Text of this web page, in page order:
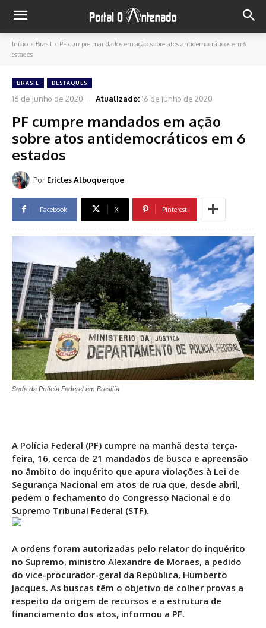
Início Brasil
PF cumpre mandados em ação sobre atos antidemocráticos em 6
estados
BRASIL DESTAQUES
16 de junho de 2020 Atualizado:16 de junho de 2020
PF cumpre mandados em ação
sobre atos antidemocráticos em 6
estados
Por Ericles Albuquerque
Facebook X Pinterest
Sede da Polícia Federal em Brasília
A Polícia Federal (PF) cumpre na manhã desta terça-
feira, 16, cerca de 21 mandados de busca e apreensão
no âmbito do inquérito que apura violações à Lei de
Segurança Nacional em atos de rua que, desde abril,
pedem o fechamento do Congresso Nacional e do
Supremo Tribunal Federal (STF).
A ordens foram autorizadas pelo relator do inquérito
no Supremo, ministro Alexandre de Moraes, a pedido
do vice-procurador-geral da República, Humberto
Jacques. As buscas têm o objetivo de colher provas a
respeito da origem de recursos e a estrutura de
financiamento dos atos, informou a PF.